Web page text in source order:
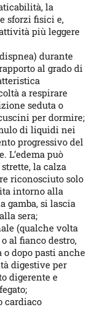
la
sforzi fisici e,
più leggere
durante
al grado di
a respirare
seduta o
per dormire;
di liquidi nei
progressivo del
L’edema può
la calza
riconosciuto solo
intorno alla
gamba, si lascia
sera;
(qualche volta
al fianco destro,
dopo pasti anche
digestive per
digerente e
cardiaco